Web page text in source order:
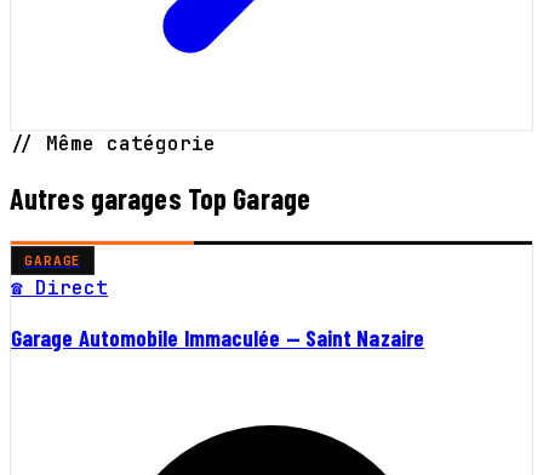
// Même catégorie
Autres garages Top Garage
GARAGE
☎ Direct
Garage Automobile Immaculée — Saint Nazaire